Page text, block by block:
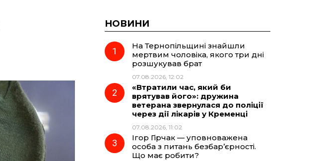
НОВИНИ
На Тернопільщині знайшли
мертвим чоловіка, якого три дні
розшукував брат
07.08.2026, 12:02
«Втратили час, який би
врятував його»: дружина
ветерана звернулася до поліції
через дії лікарів у Кременці
07.08.2026, 11:02
Ігор Гірчак — уповноважена
особа з питань безбар’єрності.
Що має робити?